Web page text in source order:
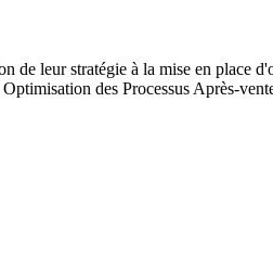
de leur stratégie à la mise en place
des Processus Après-